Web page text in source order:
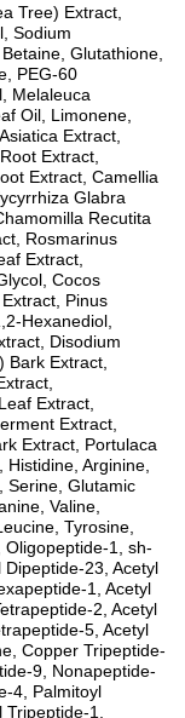
Tree) Extract,
Sodium
Glutathione,
PEG-60
Melaleuca
Oil, Limonene,
Extract,
Extract,
Extract, Camellia
Glabra
Recutita
Rosmarinus
Extract,
Cocos
Pinus
Hexanediol,
Disodium
Bark Extract,
Extract,
Extract,
Extract, Portulaca
Arginine,
Serine, Glutamic
Valine,
Tyrosine,
Oligopeptide-1, sh-
23, Acetyl
1, Acetyl
2, Acetyl
5, Acetyl
Copper Tripeptide-
9, Nonapeptide-
4, Palmitoyl
1,